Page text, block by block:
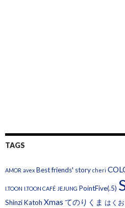
TAGS
AMOR avex Best friends' story cheri
I.TOON I.TOON CAFÉ JEJUNG PointFive(.5)
Shinzi Katoh Xmas てのりくま はく